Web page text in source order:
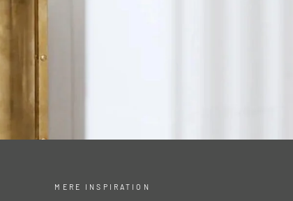
MERE INSPIRATION